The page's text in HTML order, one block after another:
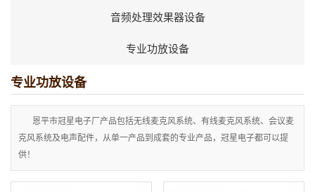
音频处理效果器设备
专业功放设备
专业功放设备
恩平市冠星电子厂产品包括无线麦克风系统、有线麦克风系统、会议麦
克风系统及电声配件，从单一产品到成套的专业产品，冠星电子都可以提
供！